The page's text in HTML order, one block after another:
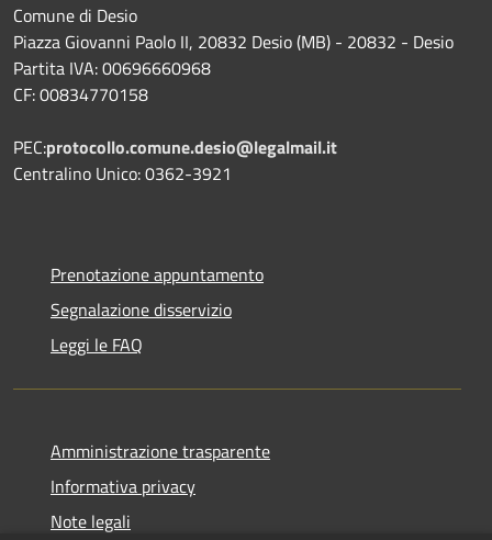
Comune di Desio
Piazza Giovanni Paolo II, 20832 Desio (MB) - 20832 - Desio
Partita IVA: 00696660968
CF: 00834770158
PEC:protocollo.comune.desio@legalmail.it
Centralino Unico: 0362-3921
Prenotazione appuntamento
Segnalazione disservizio
Leggi le FAQ
Amministrazione trasparente
Informativa privacy
Note legali